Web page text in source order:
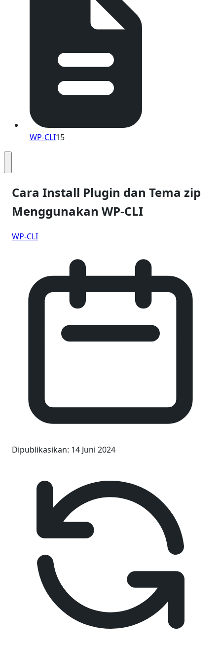
WP-CLI15
Cara Install Plugin dan Tema zip
Menggunakan WP-CLI
WP-CLI
Dipublikasikan: 14 Juni 2024